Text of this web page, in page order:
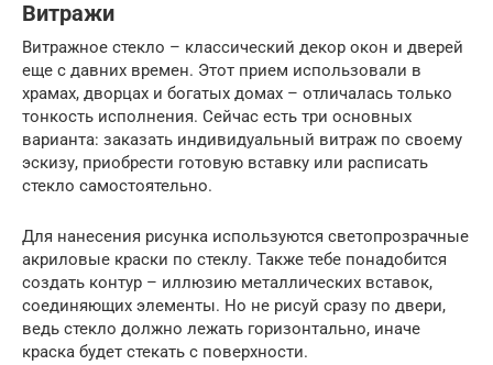
Витражи
Витражное стекло – классический декор окон и дверей
еще с давних времен. Этот прием использовали в
храмах, дворцах и богатых домах – отличалась только
тонкость исполнения. Сейчас есть три основных
варианта: заказать индивидуальный витраж по своему
эскизу, приобрести готовую вставку или расписать
стекло самостоятельно.
Для нанесения рисунка используются светопрозрачные
акриловые краски по стеклу. Также тебе понадобится
создать контур – иллюзию металлических вставок,
соединяющих элементы. Но не рисуй сразу по двери,
ведь стекло должно лежать горизонтально, иначе
краска будет стекать с поверхности.